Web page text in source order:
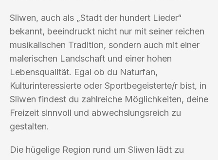
Sliwen, auch als „Stadt der hundert Lieder“
bekannt, beeindruckt nicht nur mit seiner reichen
musikalischen Tradition, sondern auch mit einer
malerischen Landschaft und einer hohen
Lebensqualität. Egal ob du Naturfan,
Kulturinteressierte oder Sportbegeisterte/r bist, in
Sliwen findest du zahlreiche Möglichkeiten, deine
Freizeit sinnvoll und abwechslungsreich zu
gestalten.
Die hügelige Region rund um Sliwen lädt zu